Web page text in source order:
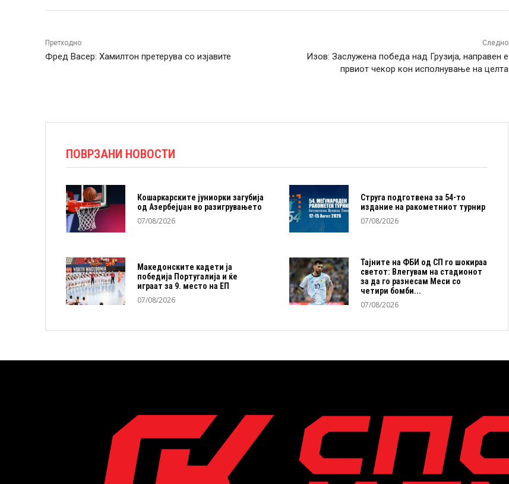
Претходно
Фред Васер: Хамилтон претерува со изјавите
Следно
Изов: Заслужена победа над Грузија, направен е
првиот чекор кон исполнување на целта
ПОВРЗАНИ НОВОСТИ
Кошаркарските јуниорки загубија
од Азербејџан во разигрувањето
07/08/2026
Струга подготвена за 54-то
издание на ракометниот турнир
07/08/2026
Македонските кадети ја
победија Португалија и ќе
играат за 9. место на ЕП
07/08/2026
Тајните на ФБИ од СП го шокираа
светот: Влегувам на стадионот
за да го разнесам Меси со
четири бомби...
07/08/2026